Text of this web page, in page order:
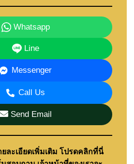
Whatsapp
Line
Messenger
Call Us
Send Email
ละเอียดเพิ่มเติม โปรดคลิกที่นี่